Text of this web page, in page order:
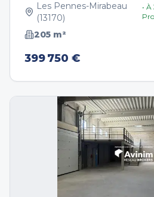
Les Pennes-Mirabeau
(13170)
• À
205 m²
399 750 €